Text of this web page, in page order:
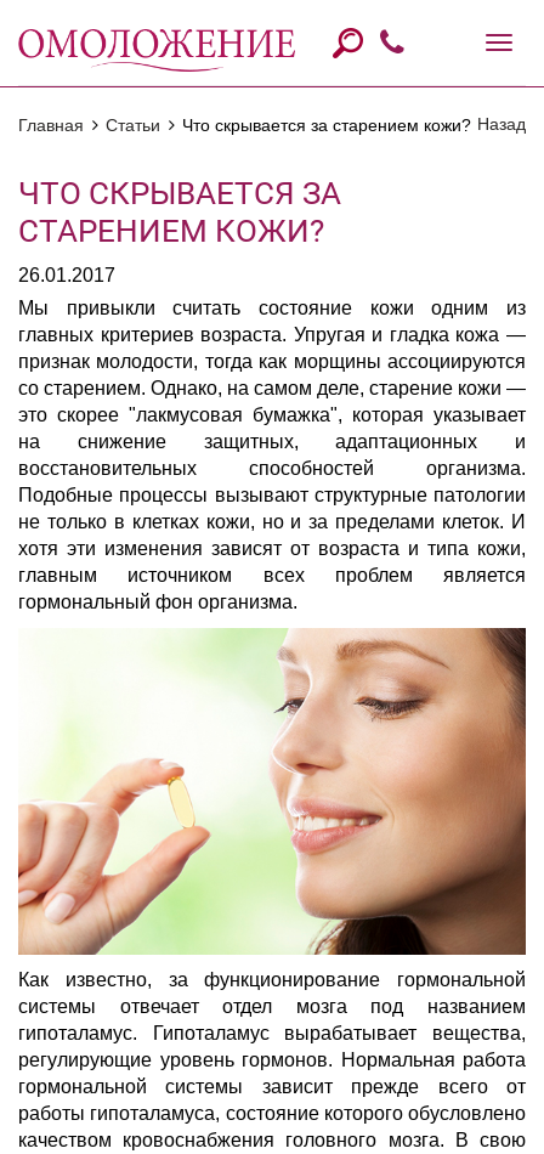
Назад
Главная Статьи Что скрывается за старением кожи?
ЧТО СКРЫВАЕТСЯ ЗА
СТАРЕНИЕМ КОЖИ?
26.01.2017
Мы привыкли считать состояние кожи одним из
главных критериев возраста. Упругая и гладка кожа —
признак молодости, тогда как морщины ассоциируются
со старением. Однако, на самом деле, старение кожи —
это скорее "лакмусовая бумажка", которая указывает
на снижение защитных, адаптационных и
восстановительных способностей организма.
Подобные процессы вызывают структурные патологии
не только в клетках кожи, но и за пределами клеток. И
хотя эти изменения зависят от возраста и типа кожи,
главным источником всех проблем является
гормональный фон организма.
Как известно, за функционирование гормональной
системы отвечает отдел мозга под названием
гипоталамус. Гипоталамус вырабатывает вещества,
регулирующие уровень гормонов. Нормальная работа
гормональной системы зависит прежде всего от
работы гипоталамуса, состояние которого обусловлено
качеством кровоснабжения головного мозга. В свою